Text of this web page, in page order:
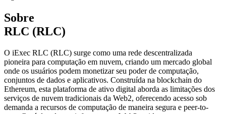
Sobre
RLC (RLC)
O iExec RLC (RLC) surge como uma rede descentralizada
pioneira para computação em nuvem, criando um mercado global
onde os usuários podem monetizar seu poder de computação,
conjuntos de dados e aplicativos. Construída na blockchain do
Ethereum, esta plataforma de ativo digital aborda as limitações dos
serviços de nuvem tradicionais da Web2, oferecendo acesso sob
demanda a recursos de computação de maneira segura e peer-to-